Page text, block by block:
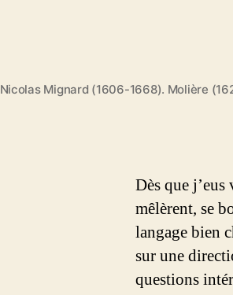
Nicolas Mignard (1606-1668). Molière
Dès que
mêlèrent, se
langage bien
sur une
questions